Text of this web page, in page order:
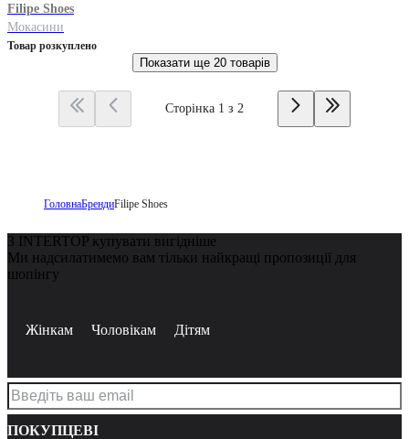
Filipe Shoes
Мокасини
Товар розкуплено
Показати ще 20 товарів
Сторінка 1 з 2
ГоловнаБрендиFilipe Shoes
З INTERTOP купувати вигідніше
Ми надсилатимемо вам тільки найкращі пропозиції для
шопінгу
Жінкам Чоловікам Дітям
ПОКУПЦЕВІ